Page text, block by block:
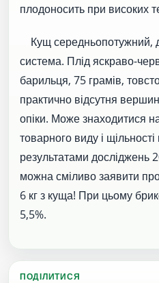
плодоносить при високих
Кущ середньопотужний,
система. Плід яскраво-
барильця, 75 грамів,
практично відсутня
опіки. Може знаходитися
товарного виду і
результатами досліджень
можна сміливо заявити
6 кг з куща! При цьому
5,5%.
ПОДІЛИТИСЯ